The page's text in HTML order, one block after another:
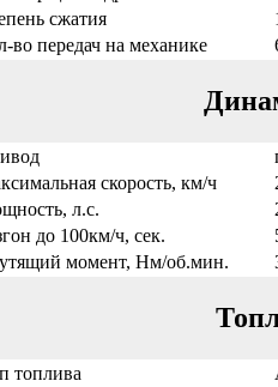
сжатия
во передач на механике
скорость, км/ч
л.с.
до 100км/ч, сек.
момент, Нм/об.мин.
топлива